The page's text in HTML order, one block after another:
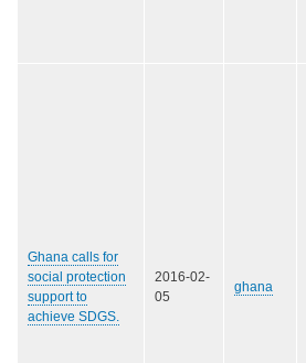
Ghana calls for
social protection
support to
achieve SDGS.
2016-02-
05
ghana